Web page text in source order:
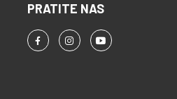
PRATITE NAS